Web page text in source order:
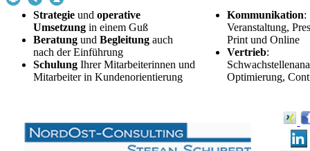
Strategie und operative
Umsetzung in einem Guß
Beratung und Begleitung auch
nach der Einführung
Schulung Ihrer Mitarbeiterinnen und
Mitarbeiter in Kundenorientierung
Kommunikation:
Veranstaltung,
Print und Online
Vertrieb:
Optimierung,